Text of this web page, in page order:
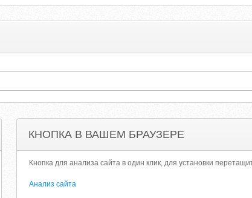
КНОПКА В ВАШЕМ БРАУЗЕРЕ
Кнопка для анализа сайта в один клик, для установки
Анализ сайта